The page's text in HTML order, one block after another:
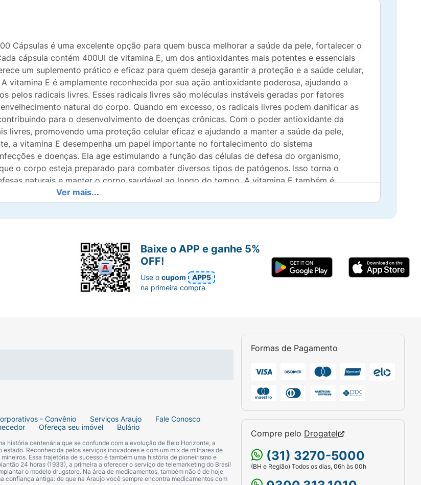
Cápsulas é uma excelente opção para quem busca melhorar a saúde da pele, fortalecer o
cápsula contém 400UI de vitamina E, um dos antioxidantes mais potentes e essenciais
um suplemento prático e eficaz para quem deseja garantir a proteção e a saúde celular,
vitamina E é amplamente reconhecida por sua ação antioxidante poderosa, ajudando a
pelos radicais livres. Esses radicais livres são moléculas instáveis geradas por fatores
natural do corpo. Quando em excesso, os radicais livres podem danificar as
para o desenvolvimento de doenças crônicas. Com o poder antioxidante da
livres, promovendo uma proteção celular eficaz e ajudando a manter a saúde da pele,
a vitamina E desempenha um papel importante no fortalecimento do sistema
e doenças. Ela age estimulando a função das células de defesa do organismo,
o corpo esteja preparado para combater diversos tipos de patógenos. Isso torna o
naturais e manter o corpo saudável ao longo do tempo. A vitamina E também é
e protegendo as células da derme contra os danos causados pelos radicais livres e pela
ajudar a reduzir os sinais de envelhecimento precoce da pele, como rugas e manchas,
cápsulas por embalagem, o Suplemento Sundown Vitamina E 400UI oferece uma opção
celular, imunológica e da pele. Se você busca uma forma eficaz de combater os danos
a saúde da pele, o Suplemento Alimentar Sundown Vitamina E 400UI 100 Cápsulas é a
este suplemento é uma maneira prática e eficiente de garantir o bem-estar geral,
para fora.
óleo de soja e umectante glicerina. Cada cápsula fornece 268mg de vitamina E
fechado em lugar seco, fresco e ao abrigo de luz.
Ver mais...
- Convênio Serviços Araujo
Fale Conosco
Ofereça seu imóvel Bulário
história centenária que se confunde com a evolução de Belo Horizonte, a
Reconhecida pelos serviços inovadores e com um mix de milhares de
Essa trajetória de sucesso é também uma história de pioneirismo e
24 horas (1933), a primeira a oferecer o serviço de telemarketing do Brasil
o modelo drugstore. Na área de medicamentos, também não é de hoje
confiança antiga: de que na Araujo você sempre encontra medicamentos com
Formas de Pagamento
Compre pelo Drogatel
(31) 3270-5000
(BH e Região) Todos os dias, 06h às 00h
Baixe o APP e ganhe 5%
OFF!
Use ocupom
APP5
na primeira compra